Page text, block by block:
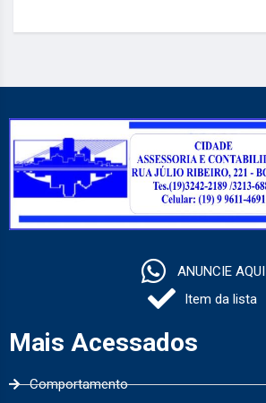
ANUNCIE AQUI
Item da lista
Mais Acessados
Comportamento